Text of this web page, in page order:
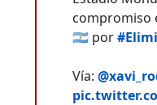
🇦🇷 por
Vía: